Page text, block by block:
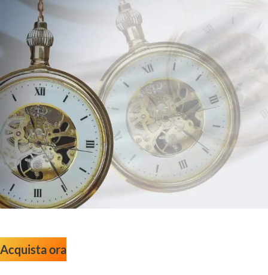
Acquista ora